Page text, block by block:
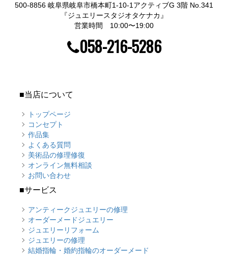
500-8856 岐阜県岐阜市橋本町1-10-1アクティブG 3階 No.341
『ジュエリースタジオタケナカ』
営業時間 10:00〜19:00
058-216-5286
■当店について
トップページ
コンセプト
作品集
よくある質問
美術品の修理修復
オンライン無料相談
お問い合わせ
■サービス
アンティークジュエリーの修理
オーダーメードジュエリー
ジュエリーリフォーム
ジュエリーの修理
結婚指輪・婚約指輪のオーダーメード